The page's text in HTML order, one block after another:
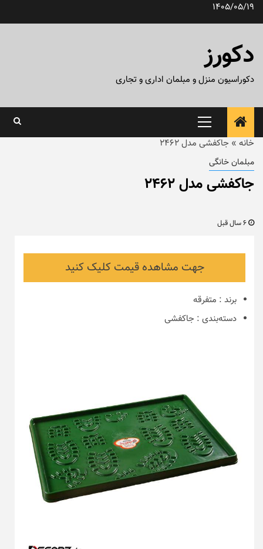
پرش1405/05/19
دکورز
دکوراسیون منزل و مبلمان اداری و تجاری
منوی
اصلی
خانه » جاکفشی مدل ۲۴۶۲
مبلمان خانگی
جاکفشی مدل ۲۴۶۲
جهت مشاهده قیمت کلیک کنید
برند : متفرقه
دسته‌بندی : جاکفشی